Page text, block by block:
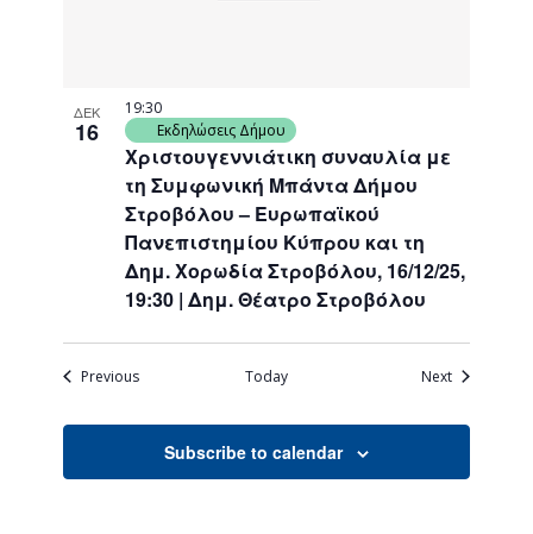
ΔΕΚ
16
Χριστουγεννιάτικη συναυλία με
τη Συμφωνική Μπάντα Δήμου
Στροβόλου – Ευρωπαϊκού
Πανεπιστημίου Κύπρου και τη
Δημ. Χορωδία Στροβόλου, 16/12/25,
19:30 | Δημ. Θέατρο Στροβόλου
19:30
Εκδηλώσεις Δήμου
PreviousEvents Today NextEvents
Subscribe to calendar